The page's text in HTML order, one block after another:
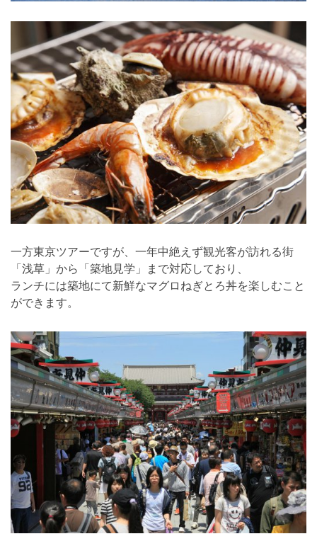
一方東京ツアーですが、一年中絶えず観光客が訪れる街
「浅草」から「築地見学」まで対応しており、
ランチには築地にて新鮮なマグロねぎとろ丼を楽しむこと
ができます。